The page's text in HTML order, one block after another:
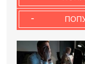
-